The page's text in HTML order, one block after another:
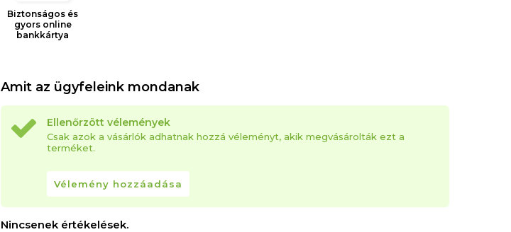
Biztonságos és
gyors online
bankkártya
Amit az ügyfeleink mondanak
Ellenőrzött vélemények
Csak azok a vásárlók adhatnak hozzá véleményt, akik megvásárolták ezt a
terméket.
Vélemény hozzáadása
Nincsenek értékelések.